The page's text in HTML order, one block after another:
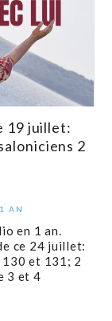
19 juillet:
2
AN
en 1 an.
ce 24 juillet:
130 et 131; 2
3 et 4